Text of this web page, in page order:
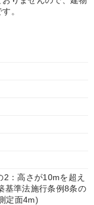
。
：高さが10mを超え
基準法施行条例8条の
定面4m)